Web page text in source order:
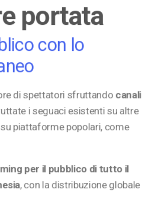
portata
con lo
di spettatori sfruttando canali
i seguaci esistenti su altre
piattaforme popolari, come
per il pubblico di tutto il
, con la distribuzione globale